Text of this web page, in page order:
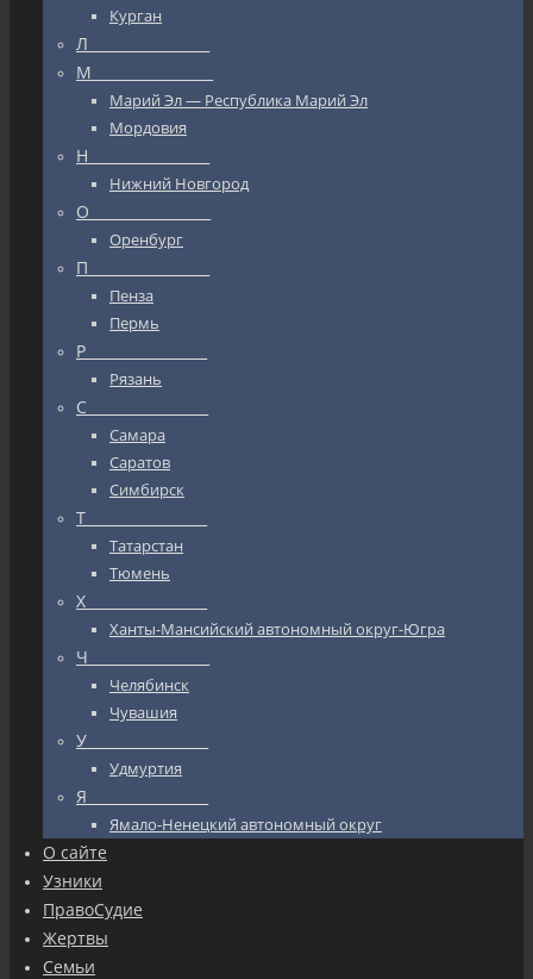
Курган
Л_________________
М_________________
Марий Эл — Республика Марий Эл
Мордовия
Н_________________
Нижний Новгород
О_________________
Оренбург
П_________________
Пенза
Пермь
Р_________________
Рязань
С_________________
Самара
Саратов
Симбирск
Т_________________
Татарстан
Тюмень
Х_________________
Ханты-Мансийский автономный округ-Югра
Ч_________________
Челябинск
Чувашия
У_________________
Удмуртия
Я_________________
Ямало-Ненецкий автономный округ
О сайте
Узники
ПравоСудие
Жертвы
Семьи